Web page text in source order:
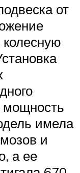
от
мощность
имела
и
а ее